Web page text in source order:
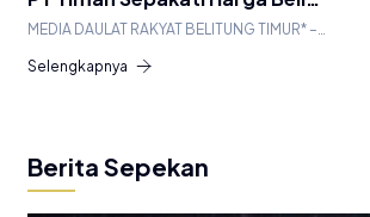
MEDIA DAULAT RAKYAT BELITUNG TIMUR* –…
Selengkapnya
Berita Sepekan